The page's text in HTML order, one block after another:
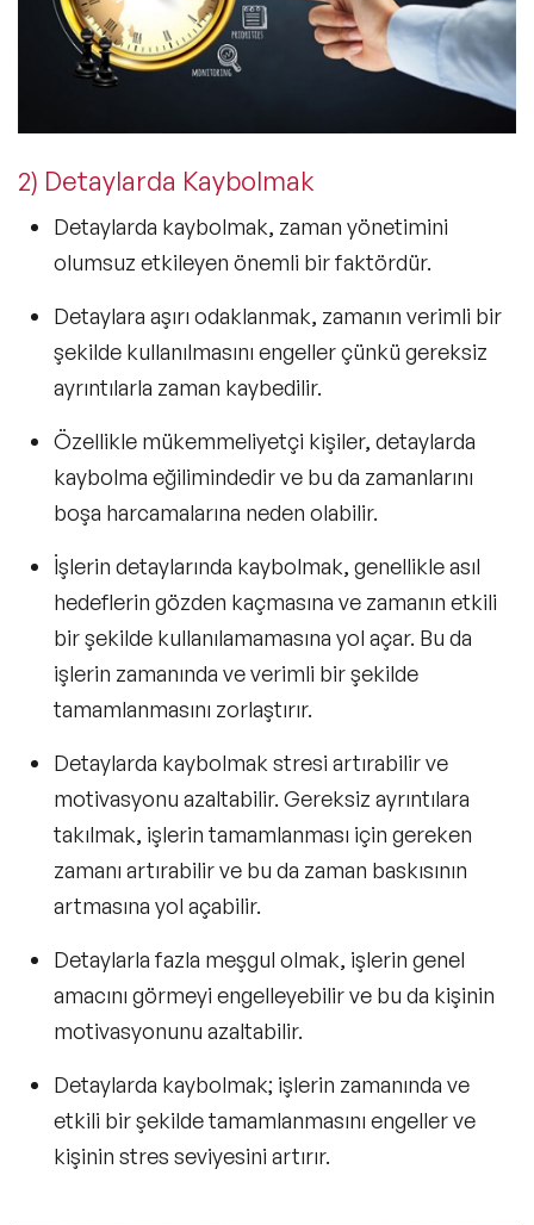
2) Detaylarda Kaybolmak
Detaylarda kaybolmak, zaman yönetimini
olumsuz etkileyen önemli bir faktördür.
Detaylara aşırı odaklanmak, zamanın verimli bir
şekilde kullanılmasını engeller çünkü gereksiz
ayrıntılarla zaman kaybedilir.
Özellikle mükemmeliyetçi kişiler, detaylarda
kaybolma eğilimindedir ve bu da zamanlarını
boşa harcamalarına neden olabilir.
İşlerin detaylarında kaybolmak, genellikle asıl
hedeflerin gözden kaçmasına ve zamanın etkili
bir şekilde kullanılamamasına yol açar. Bu da
işlerin zamanında ve verimli bir şekilde
tamamlanmasını zorlaştırır.
Detaylarda kaybolmak stresi artırabilir ve
motivasyonu azaltabilir. Gereksiz ayrıntılara
takılmak, işlerin tamamlanması için gereken
zamanı artırabilir ve bu da zaman baskısının
artmasına yol açabilir.
Detaylarla fazla meşgul olmak, işlerin genel
amacını görmeyi engelleyebilir ve bu da kişinin
motivasyonunu azaltabilir.
Detaylarda kaybolmak; işlerin zamanında ve
etkili bir şekilde tamamlanmasını engeller ve
kişinin stres seviyesini artırır.